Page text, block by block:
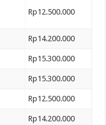
Rp12.500.000
Rp14.200.000
Rp15.300.000
Rp15.300.000
Rp12.500.000
Rp14.200.000